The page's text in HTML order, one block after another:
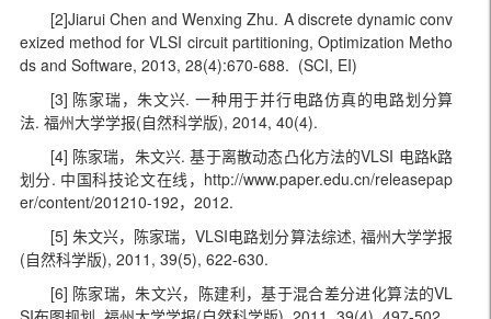
[2]Jiarui Chen andWenxing Zhu. A discrete dynamicconv
exized method for VLSI circuit partitioning, Optimization Metho
ds and Software, 2013, 28(4):670-688. (SCI, EI)
[3] 陈家瑞，朱文兴.一种用于并行电路仿真的电路划分算
法. 福州大学学报(自然科学版), 2014, 40(4).
[4] 陈家瑞，朱文兴.基于离散动态凸化方法的VLSI 电路k路
划分. 中国科技论文在线，http://www.paper.edu.cn/releasepap
er/content/201210-192，2012.
[5] 朱文兴，陈家瑞，VLSI电路划分算法综述, 福州大学学报
(自然科学版), 2011, 39(5), 622-630.
[6] 陈家瑞，朱文兴，陈建利，基于混合差分进化算法的VL